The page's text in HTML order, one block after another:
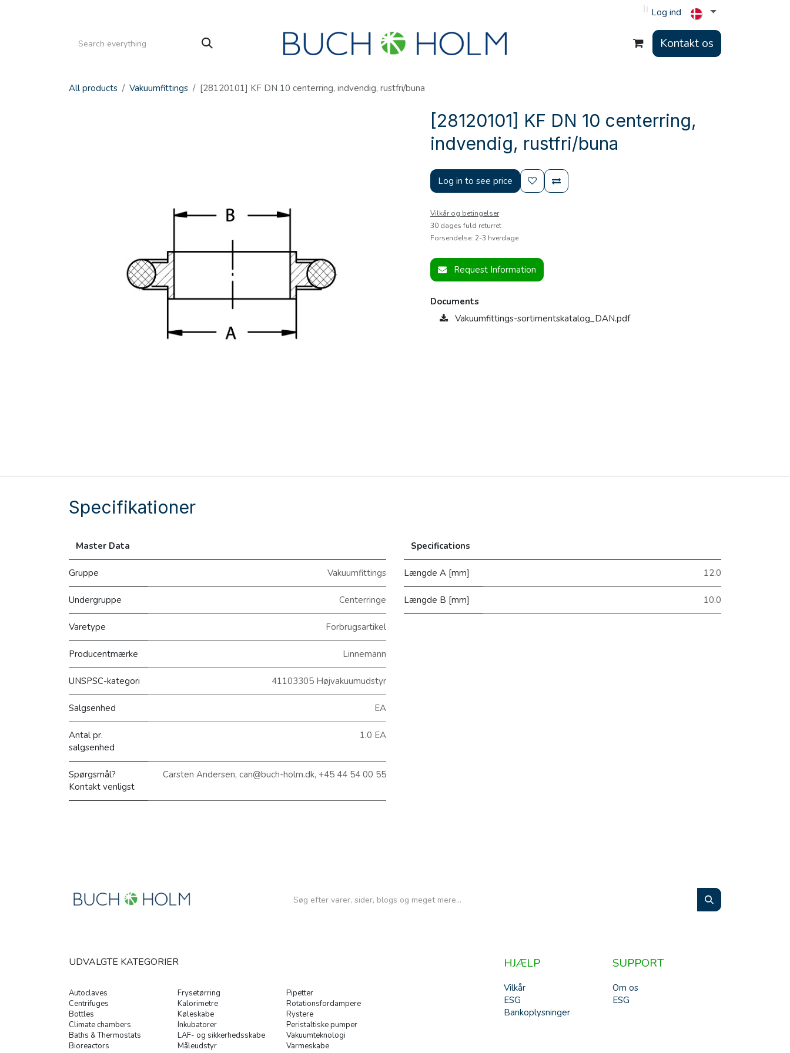
Log ind
Kontakt os
All products Vakuumfittings [28120101] KF DN 10 centerring, indvendig, rustfri/buna
[28120101] KF DN 10 centerring,
indvendig, rustfri/buna
Log in to see price
Vilkår og betingelser
30 dages fuld returret
Forsendelse: 2-3 hverdage
Request Information
Documents
Vakuumfittings-sortimentskatalog_DAN.pdf
Specifikationer
Master Data
Gruppe Vakuumfittings
Undergruppe Centerringe
Varetype Forbrugsartikel
Producentmærke Linnemann
UNSPSC-kategori 41103305 Højvakuumudstyr
Salgsenhed EA
Antal pr.
salgsenhed
1.0 EA
Spørgsmål?
Kontakt venligst
Carsten Andersen, can@buch-holm.dk, +45 44 54 00 55
Specifications
Længde A [mm] 12.0
Længde B [mm] 10.0
Autoclaves
Centrifuges
Bottles
Climate chambers
Baths & Thermostats
Bioreactors
Frysetørring
Kalorimetre
Køleskabe
Inkubatorer
LAF- og sikkerhedsskabe
Måleudstyr
Pipetter
Rotationsfordampere
Rystere
Peristaltiske pumper
Vakuumteknologi
Varmeskabe
UDVALGTE KATEGORIER SUPPORT
Om os
ESG
Vilkår
ESG
Bankoplysninger
HJÆLP